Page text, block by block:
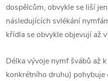
dospělcům, obvykle se liší
následujících svlékání
křídla se obvykle objevují až
Délka vývoje nymf švábů až
konkrétního druhu)